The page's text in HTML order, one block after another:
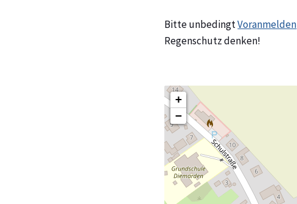
Bitte unbedingtVoranmelden
Regenschutz denken!
+
−